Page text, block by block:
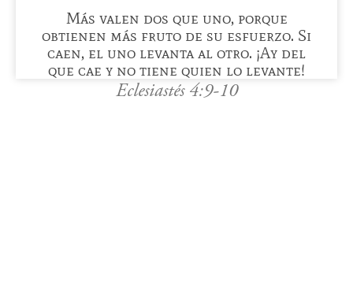
Más valen dos que uno, porque
obtienen más fruto de su esfuerzo. Si
caen, el uno levanta al otro. ¡Ay del
que cae y no tiene quien lo levante!
Eclesiastés 4:9-10